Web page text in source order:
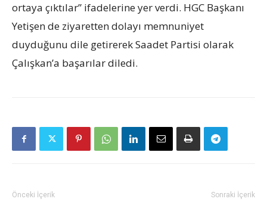
ortaya çıktılar” ifadelerine yer verdi. HGC Başkanı
Yetişen de ziyaretten dolayı memnuniyet
duyduğunu dile getirerek Saadet Partisi olarak
Çalışkan’a başarılar diledi.
Önceki İçerik Sonraki İçerik